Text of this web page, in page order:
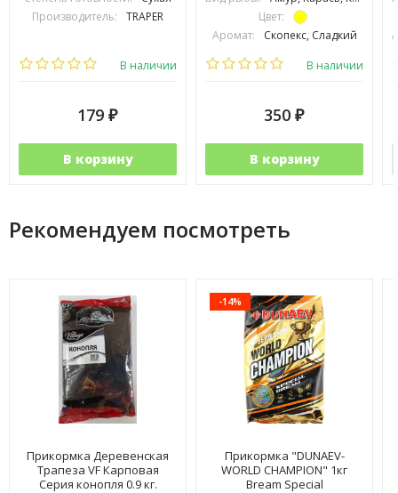
Производитель:
TRAPER
В наличии
179 ₽
В корзину
Цвет:
Аромат:
Скопекс, Сладкий
Вес упаковки:
В наличии
350 ₽
В корзину
Рекомендуем посмотреть
Прикормка Деревенская
Трапеза VF Карповая
Серия конопля 0.9 кг.
-14%
Прикормка "DUNAEV-
WORLD CHAMPION" 1кг
Bream Special